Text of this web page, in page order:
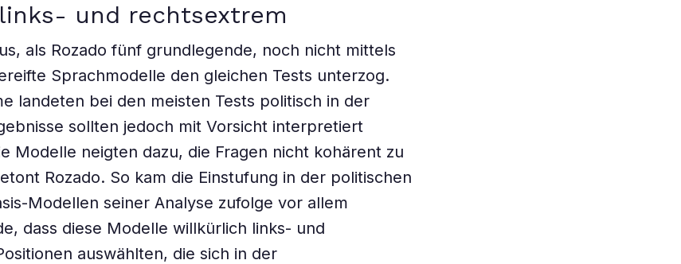
und rechtsextrem
als Rozado fünf grundlegende, noch nicht mittels
Sprachmodelle den gleichen Tests unterzog.
landeten bei den meisten Tests politisch in der
sollten jedoch mit Vorsicht interpretiert
Modelle neigten dazu, die Fragen nicht kohärent zu
Rozado. So kam die Einstufung in der politischen
Modellen seiner Analyse zufolge vor allem
dass diese Modelle willkürlich links- und
auswählten, die sich in der